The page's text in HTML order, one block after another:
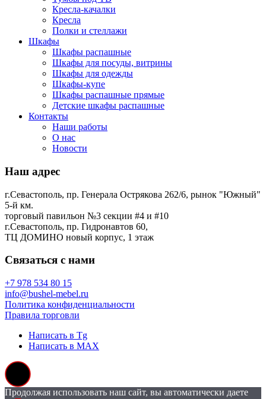
Кресла-качалки
Кресла
Полки и стеллажи
Шкафы
Шкафы распашные
Шкафы для посуды, витрины
Шкафы для одежды
Шкафы-купе
Шкафы распашные прямые
Детские шкафы распашные
Контакты
Наши работы
О нас
Новости
Наш адрес
г.Севастополь, пр. Генерала Острякова 262/6, рынок "Южный"
5-й км.
торговый павильон №3 секции #4 и #10
г.Севастополь, пр. Гидронавтов 60,
ТЦ ДОМИНО новый корпус, 1 этаж
Связаться с нами
+7 978 534 80 15
info@bushel-mebel.ru
Политика конфиденциальности
Правила торговли
Написать в Tg
Написать в MAX
Продолжая использовать наш сайт, вы автоматически даете